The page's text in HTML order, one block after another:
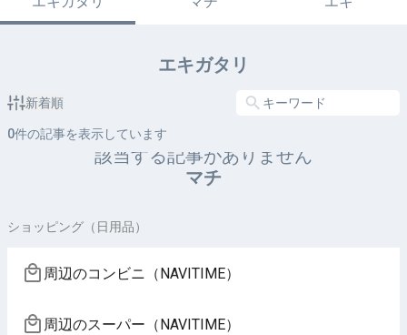
エキガタリ
新着順
0件の記事を表示しています
該当する記事がありません
マチ
ショッピング（日用品）
周辺のコンビニ（NAVITIME）
周辺のスーパー（NAVITIME）